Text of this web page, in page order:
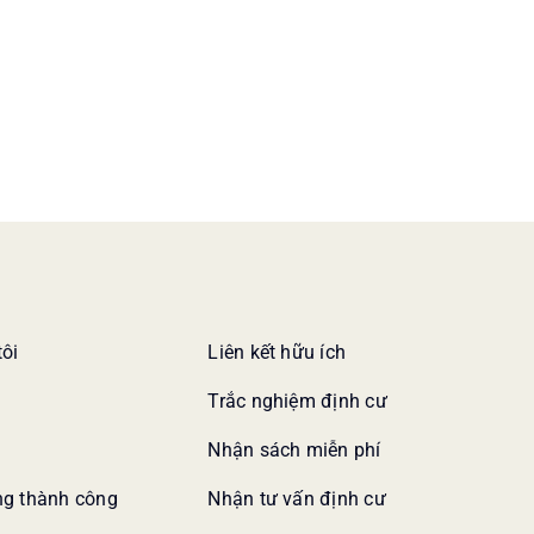
thành công
Liên kết hữu ích
Trắc nghiệm định cư
Nhận sách miễn phí
Nhận tư vấn định cư